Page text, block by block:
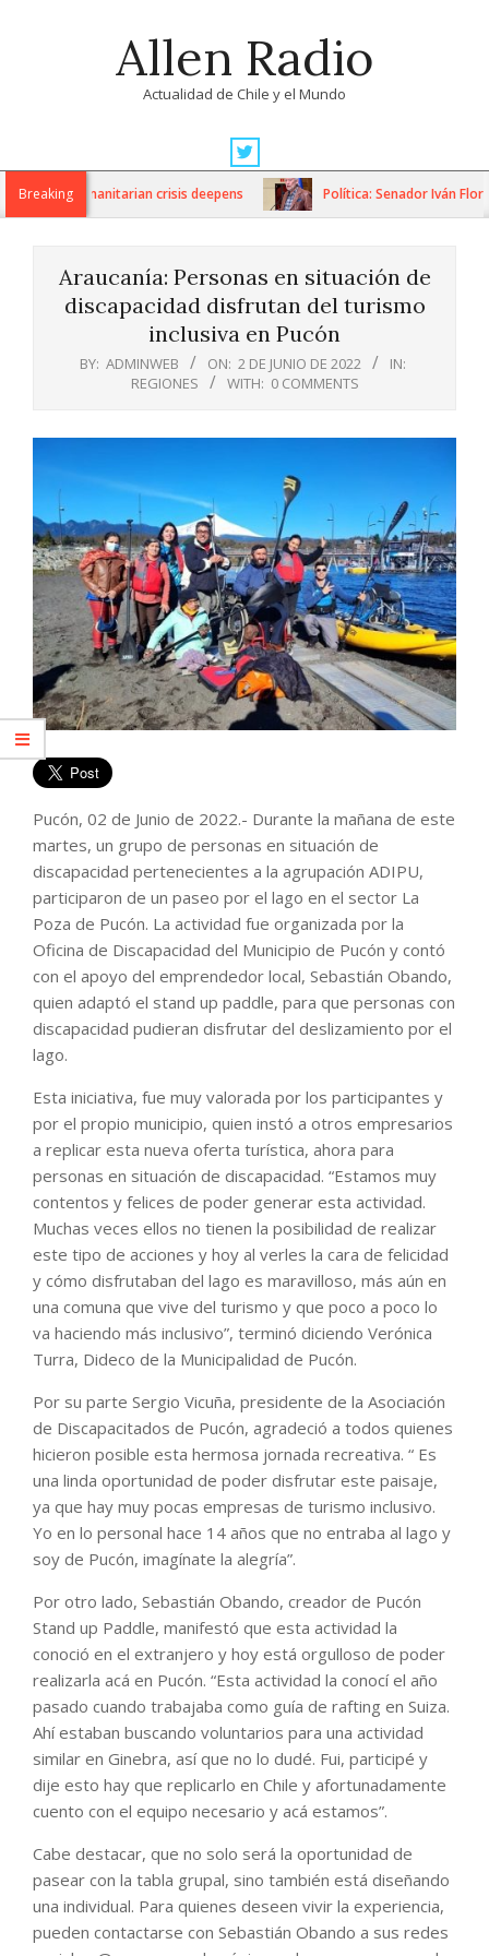
Allen Radio
Actualidad de Chile y el Mundo
Navigation
MenuBreaking
as humanitarian crisis deepens Política: Senador Iván
Araucanía: Personas en situación de
discapacidad disfrutan del turismo
inclusiva en Pucón
BY: ADMINWEB ON: 2 DE JUNIO DE 2022
IN:
REGIONES
WITH: 0 COMMENTS
Pucón, 02 de Junio de 2022.- Durante la mañana de este
martes, un grupo de personas en situación de
discapacidad pertenecientes a la agrupación ADIPU,
participaron de un paseo por el lago en el sector La
Poza de Pucón. La actividad fue organizada por la
Oficina de Discapacidad del Municipio de Pucón y contó
con el apoyo del emprendedor local, Sebastián Obando,
quien adaptó el stand up paddle, para que personas con
discapacidad pudieran disfrutar del deslizamiento por el
lago.
Esta iniciativa, fue muy valorada por los participantes y
por el propio municipio, quien instó a otros empresarios
a replicar esta nueva oferta turística, ahora para
personas en situación de discapacidad. “Estamos muy
contentos y felices de poder generar esta actividad.
Muchas veces ellos no tienen la posibilidad de realizar
este tipo de acciones y hoy al verles la cara de felicidad
y cómo disfrutaban del lago es maravilloso, más aún en
una comuna que vive del turismo y que poco a poco lo
va haciendo más inclusivo”, terminó diciendo Verónica
Turra, Dideco de la Municipalidad de Pucón.
Por su parte Sergio Vicuña, presidente de la Asociación
de Discapacitados de Pucón, agradeció a todos quienes
hicieron posible esta hermosa jornada recreativa. “ Es
una linda oportunidad de poder disfrutar este paisaje,
ya que hay muy pocas empresas de turismo inclusivo.
Yo en lo personal hace 14 años que no entraba al lago y
soy de Pucón, imagínate la alegría”.
Por otro lado, Sebastián Obando, creador de Pucón
Stand up Paddle, manifestó que esta actividad la
conoció en el extranjero y hoy está orgulloso de poder
realizarla acá en Pucón. “Esta actividad la conocí el año
pasado cuando trabajaba como guía de rafting en Suiza.
Ahí estaban buscando voluntarios para una actividad
similar en Ginebra, así que no lo dudé. Fui, participé y
dije esto hay que replicarlo en Chile y afortunadamente
cuento con el equipo necesario y acá estamos”.
Cabe destacar, que no solo será la oportunidad de
pasear con la tabla grupal, sino también está diseñando
una individual. Para quienes deseen vivir la experiencia,
pueden contactarse con Sebastián Obando a sus redes